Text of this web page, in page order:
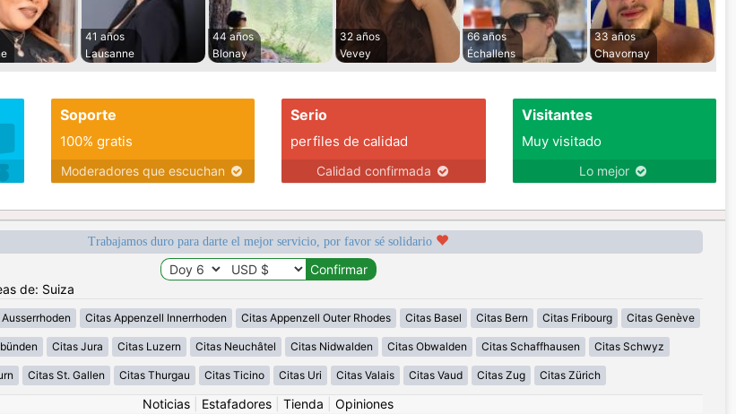
41 años
Lausanne
44 años
Blonay
32 años
Vevey
66 años
Échallens
33 años
Chavornay
Soporte
100% gratis
Moderadores que escuchan
Serio
perfiles de calidad
Calidad confirmada
Visitantes
Muy visitado
Lo mejor
Trabajamos duro para darte el mejor servicio, por favor sé solidario
de: Suiza
Citas Appenzell Innerrhoden Citas Appenzell Outer Rhodes Citas Basel Citas Bern Citas Fribourg Citas Genève
Citas Jura Citas Luzern Citas Neuchâtel Citas Nidwalden Citas Obwalden Citas Schaffhausen Citas Schwyz
Citas St. Gallen Citas Thurgau Citas Ticino Citas Uri Citas Valais Citas Vaud Citas Zug Citas Zürich
Noticias Estafadores Tienda Opiniones